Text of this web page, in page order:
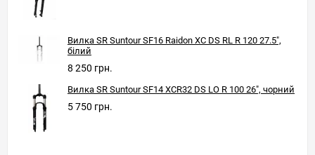
Вилка SR Suntour SF16 Raidon XC DS RL R 120 27.5",
білий
8 250 грн.
Вилка SR Suntour SF14 XCR32 DS LO R 100 26", чорний
5 750 грн.